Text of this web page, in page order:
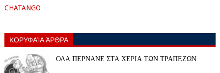
CHATANGO
ΚΟΡΥΦΑΊΑ ΆΡΘΡΑ
ΟΛΑ ΠΕΡΝΑΝΕ ΣΤΑ ΧΕΡΙΑ ΤΩΝ ΤΡΑΠΕΖΩΝ